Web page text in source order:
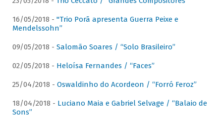
16/05/2018 - "Trio Porã apresenta Guerra Peixe e
Mendelssohn”
09/05/2018 - Salomão Soares / “Solo Brasileiro”
02/05/2018 - Heloísa Fernandes / “Faces”
25/04/2018 - Oswaldinho do Acordeon / “Forró Feroz”
18/04/2018 - Luciano Maia e Gabriel Selvage / “Balaio de
Sons”